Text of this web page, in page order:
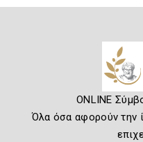
ONLINE
Όλα όσα αφορούν την